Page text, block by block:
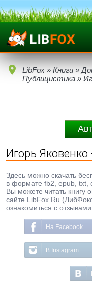
LibFox » Книги »
Публицистика »
Игорь Яковенко
Здесь можно скачать
в формате fb2, epub, txt,
Вы можете читать книгу
сайте LibFox.Ru
ознакомиться с отзывами.
На Facebook
В Instagram